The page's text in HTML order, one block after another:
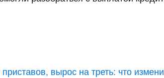
вырос на треть: что